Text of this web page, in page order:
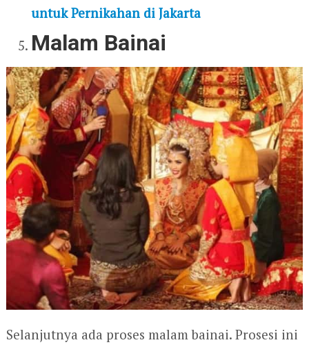
untuk Pernikahan di Jakarta
Malam Bainai
Selanjutnya ada proses malam bainai. Prosesi ini